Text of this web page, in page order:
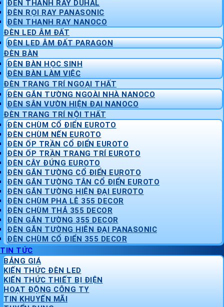
ĐÈN THANH RAY DUHAL
ĐÈN RỌI RAY PANASONIC
ĐÈN THANH RAY NANOCO
ĐÈN LED ÂM ĐẤT
ĐÈN LED ÂM ĐẤT PARAGON
ĐÈN BÀN
ĐÈN BÀN HỌC SINH
ĐÈN BÀN LÀM VIỆC
ĐÈN TRANG TRÍ NGOẠI THẤT
ĐÈN GẮN TƯỜNG NGOÀI NHÀ NANOCO
ĐÈN SÂN VƯỜN HIỆN ĐẠI NANOCO
ĐÈN TRANG TRÍ NỘI THẤT
ĐÈN CHÙM CỔ ĐIỂN EUROTO
ĐÈN CHÙM NẾN EUROTO
ĐÈN ỐP TRẦN CỔ ĐIỂN EUROTO
ĐÈN ỐP TRẦN TRANG TRÍ EUROTO
ĐÈN CÂY ĐỨNG EUROTO
ĐÈN GẮN TƯỜNG CỔ ĐIỂN EUROTO
ĐÈN GẮN TƯỜNG TÂN CỔ ĐIỂN EUROTO
ĐÈN GẮN TƯỜNG HIỆN ĐẠI EUROTO
ĐÈN CHÙM PHA LÊ 355 DECOR
ĐÈN CHÙM THẢ 355 DECOR
ĐÈN GẮN TƯỜNG 355 DECOR
ĐÈN GẮN TƯỜNG HIỆN ĐẠI PANASONIC
ĐÈN CHÙM CỔ ĐIỂN 355 DECOR
TIN TỨC
BẢNG GIÁ
KIẾN THỨC ĐÈN LED
KIẾN THỨC THIẾT BỊ ĐIỆN
HOẠT ĐỘNG CÔNG TY
TIN KHUYẾN MÃI